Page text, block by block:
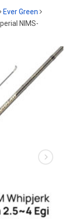
Ever Green
NIMS-